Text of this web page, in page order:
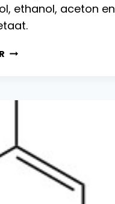
ethanol, aceton en
GLYCOLZUUR: